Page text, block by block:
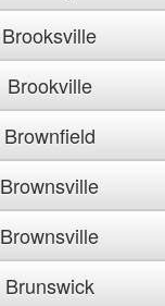
Brooksville
Brookville
Brownfield
Brownsville
Brownsville
Brunswick